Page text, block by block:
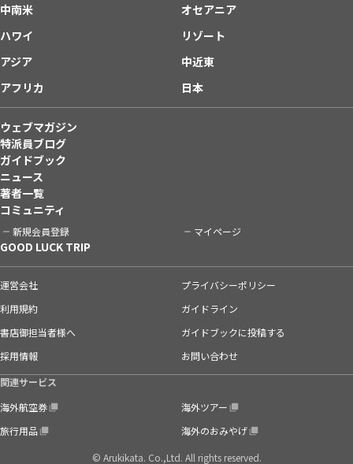
中南米
オセアニア
ハワイ
リゾート
アジア
中近東
アフリカ
日本
ウェブマガジン
特派員ブログ
ガイドブック
ニュース
著者一覧
コミュニティ
新規会員登録 マイページ
GOOD LUCK TRIP
運営会社
プライバシーポリシー
利用規約
ガイドライン
書店御担当者様へ
ガイドブックに投稿する
採用情報
お問い合わせ
関連サービス
海外航空券
海外ツアー
旅行用品
海外のおみやげ
© Arukikata. Co.,Ltd. All rights reserved.